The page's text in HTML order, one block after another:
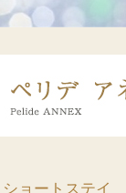
ショートステイ